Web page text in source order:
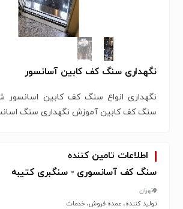
نگهداری سنگ کف کابین آسانسور
نگهداری انواع سنگ کف کابین اسانسور
سنگ کف کابین آموزش نگهداری سنگ
اطلاعات تامین کننده
سنگ کف آسانسوری - سنگبری کتیبه
تهران
تولید کننده، عمده فروش، خدمات